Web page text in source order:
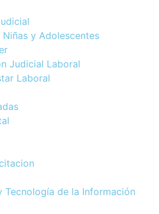
y Adolescentes
Judicial Laboral
Laboral
Tecnología de la Información